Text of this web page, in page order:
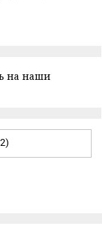
на наши